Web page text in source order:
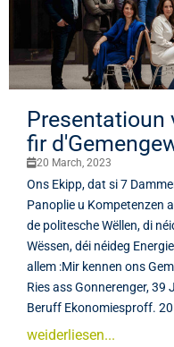
Presentatioun
fir
20 March, 2023
Ons Ekipp, dat si 7
Panoplie u Kompetenzen
de politesche Wëllen, di
Wëssen, déi néideg
allem :Mir kennen ons
Ries ass Gonnerenger, 39
Beruff Ekonomiesproff.
weiderliesen...